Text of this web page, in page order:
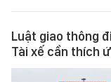
Luật giao thông
Tài xế cần thích